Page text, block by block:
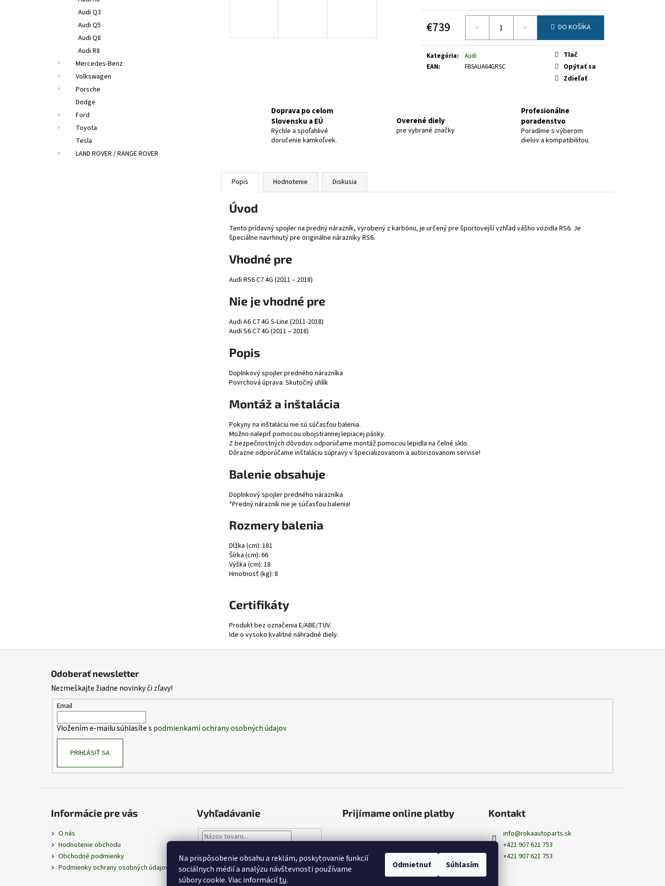
Na prispôsobenie obsahu a reklám, poskytovanie funkcií
sociálnych médií a analýzu návštevnosti používame
súbory cookie. Viac informáciítu.
Odmietnuť Súhlasím
Audi Q3
Audi Q5
Audi Q8
Audi R8
Mercedes-Benz
Volkswagen
Porsche
Dodge
Ford
Toyota
Tesla
LAND ROVER / RANGE ROVER
€739
cena:
DO KOŠÍKA
Kategória:
Audi
EAN: FBSAUA64GRSC
Tlač
Opýtať sa
Zdieľať
Doprava po celom
Slovensku a EÚ
Rýchle a spoľahlivé
doručenie kamkoľvek.
Overené diely
pre vybrané značky
Profesionálne
poradenstvo
Poradíme s výberom
dielov a kompatibilitou.
Popis Hodnotenie Diskusia
Úvod
Tento prídavný spojler na predný nárazník, vyrobený z karbónu, je určený pre športovejší vzhľad vášho vozidla RS6. Je
špeciálne navrhnutý pre originálne nárazníky RS6.
Vhodné pre
Audi RS6 C7 4G (2011 – 2018)
Nie je vhodné pre
Audi A6 C7 4G S-Line (2011-2018)
Audi S6 C7 4G (2011 – 2018)
Popis
Doplnkový spojler predného nárazníka
Povrchová úprava: Skutočný uhlík
Montáž a inštalácia
Pokyny na inštaláciu nie sú súčasťou balenia.
Možno nalepiť pomocou obojstrannej lepiacej pásky.
Z bezpečnostných dôvodov odporúčame montáž pomocou lepidla na čelné sklo.
Dôrazne odporúčame inštaláciu súpravy v špecializovanom a autorizovanom servise!
Balenie obsahuje
Doplnkový spojler predného nárazníka
*Predný nárazník nie je súčasťou balenia!
Rozmery balenia
Dĺžka (cm): 181
Šírka (cm): 66
Výška (cm): 18
Hmotnosť (kg): 8
Certifikáty
Produkt bez označenia E/ABE/TUV.
Ide o vysoko kvalitné náhradné diely.
Odoberať newsletter
Nezmeškajte žiadne novinky či zľavy!
Email
Vložením e-mailu súhlasíte s podmienkami ochrany osobných údajov
PRIHLÁSIŤ SA
Informácie pre vás
O nás
Hodnotenie obchodu
Obchodné podmienky
Podmienky ochrany osobných údajov
Vyhľadávanie
HĽADAŤ
Prijímame online platby Kontakt
info@rokaautoparts.sk
+421 907 621 753
+421 907 621 753